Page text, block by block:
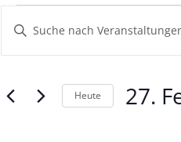
Such-
und
Geben
Schlüsselwort.
Suche
Heute 27.